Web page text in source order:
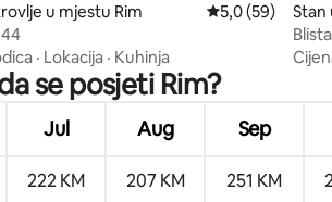
5,0 od 5, recenzija: 5
u mjestu Rim Prosječna
5,0 (59)
Fort 44
· Lokacija · Kuhinja
Stan
se posjeti Rim?
Jul Aug Sep
222 KM 207 KM 251 KM